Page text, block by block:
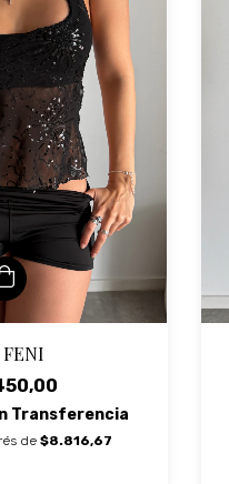
Transferencia
de$8.816,67